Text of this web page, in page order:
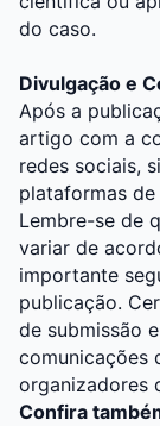
do caso.
Divulgação e
Após a
artigo com a
redes sociais,
plataformas
Lembre-se de
variar de
importante
publicação.
de submissão
comunicações
organizadores
Confira